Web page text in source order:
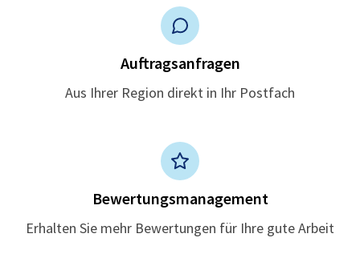
Auftragsanfragen
Aus Ihrer Region direkt in Ihr Postfach
Bewertungsmanagement
Erhalten Sie mehr Bewertungen für Ihre gute Arbeit